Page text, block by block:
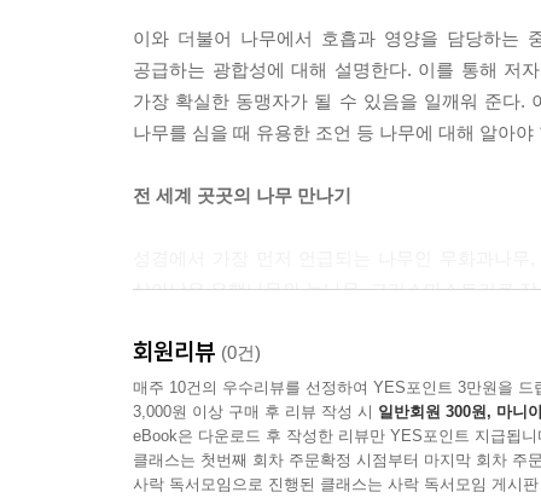
--- p.194, 「최근의 발견」 중에서
이와 더불어 나무에서 호흡과 영양을 담당하는
공급하는 광합성에 대해 설명한다. 이를 통해 저
가장 확실한 동맹자가 될 수 있음을 일깨워 준다.
나무를 심을 때 유용한 조언 등 나무에 대해 알아
전 세계 곳곳의 나무 만나기
살아남은 은행나무와 녹나무, 크리스마스트리로
이 책은 피라미드, 부채, 구름, 붓, 층계 모양 등
나무를 어렵지 않게 찾아볼 수 있도록 구성되었
나무에 대해서는 주요 서식지, 평균 수령, 성장
묘사된 일러스트를 함께 제시함으로써 나무의 주
회원리뷰 (0건)
매주 10건의 우수리뷰를 선정하여 YES포인트 3만원을 드
3,000원 이상 구매 후 리뷰 작성 시 일반회원 300원, 마니
eBook은 다운로드 후 작성한 리뷰만 YES포인트 지급됩니
클래스는 첫번째 회차 주문확정 시점부터 마지막 회차 주
사락 독서모임으로 진행된 클래스는 사락 독서모임 게시